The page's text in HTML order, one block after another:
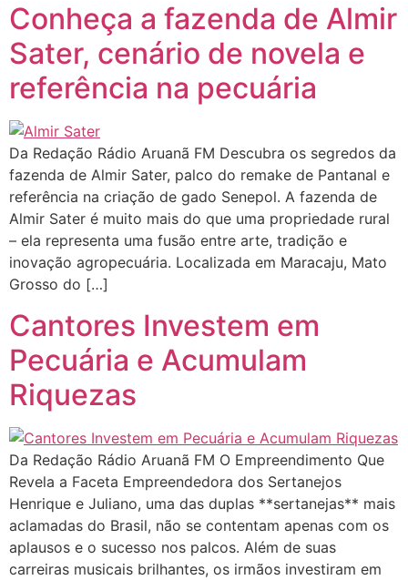
Conheça a fazenda de Almir
Sater, cenário de novela e
referência na pecuária
Da Redação Rádio Aruanã FM Descubra os segredos da
fazenda de Almir Sater, palco do remake de Pantanal e
referência na criação de gado Senepol. A fazenda de
Almir Sater é muito mais do que uma propriedade rural
– ela representa uma fusão entre arte, tradição e
inovação agropecuária. Localizada em Maracaju, Mato
Grosso do […]
Cantores Investem em
Pecuária e Acumulam
Riquezas
Da Redação Rádio Aruanã FM O Empreendimento Que
Revela a Faceta Empreendedora dos Sertanejos
Henrique e Juliano, uma das duplas **sertanejas** mais
aclamadas do Brasil, não se contentam apenas com os
aplausos e o sucesso nos palcos. Além de suas
carreiras musicais brilhantes, os irmãos investiram em